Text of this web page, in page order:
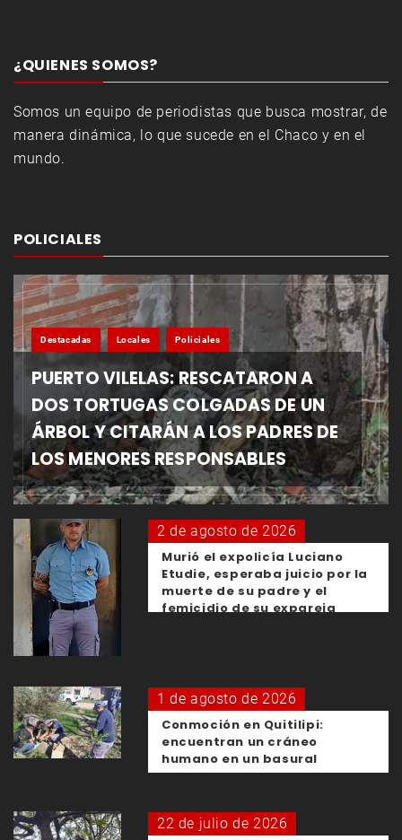
¿QUIENES SOMOS?
Somos un equipo de periodistas que busca mostrar, de
manera dinámica, lo que sucede en el Chaco y en el
mundo.
POLICIALES
Destacadas Locales Policiales
PUERTO VILELAS: RESCATARON A
DOS TORTUGAS COLGADAS DE UN
ÁRBOL Y CITARÁN A LOS PADRES DE
LOS MENORES RESPONSABLES
2 de agosto de 2026
Murió el expolicía Luciano
Etudie, esperaba juicio por la
muerte de su padre y el
femicidio de su expareja
1 de agosto de 2026
Conmoción en Quitilipi:
encuentran un cráneo
humano en un basural
22 de julio de 2026